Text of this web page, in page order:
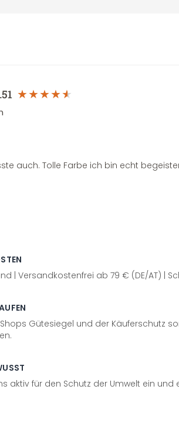
auch. Tolle Farbe ich bin echt
| Versandkostenfrei ab 79 € (DE/AT) |
Gütesiegel und der Käuferschutz
aktiv für den Schutz der Umwelt ein